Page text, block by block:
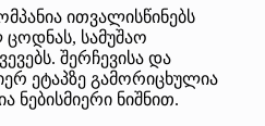
ითვალისწინებს
სამუშაო
შერჩევისა და
ეტაპზე გამორიცხულია
ნებისმიერი ნიშნით.